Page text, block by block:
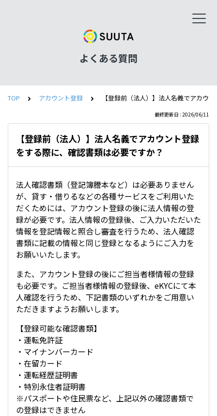
よくある質問
TOP アカウント登録 【登録前（法人）】法人名義でアカウ
最終更新日 : 2026/06/11
【登録前（法人）】法人名義でアカウント登録
をする際に、確認書類は必要ですか？
法人確認書類（登記簿謄本など）は必要ありません
が、貸す・借りるなどの各種サービスをご利用いた
だくためには、アカウント登録の後に法人情報の登
録が必要です。法人情報の登録後、ご入力いただいた
情報を登記情報と照合し審査を行うため、法人確認
書類に記載の情報と同じ登録となるようにご入力を
お願いいたします。
また、アカウント登録の後にご担当者様情報の登録
も必要です。ご担当者様情報の登録後、eKYCにて本
人確認を行うため、下記書類のいずれかをご用意い
ただきますようお願いします。
【登録可能な確認書類】
・運転免許証
・マイナンバーカード
・在留カード
・運転経歴証明書
・特別永住者証明書
※パスポートや住民票など、上記以外の確認書類で
の登録はできません